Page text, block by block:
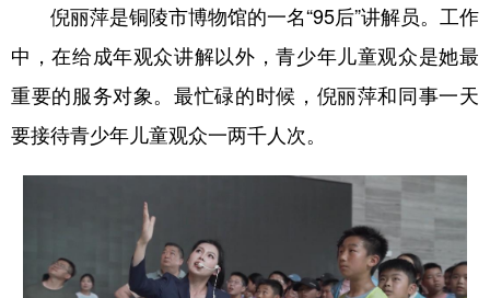
倪丽萍是铜陵市博物馆的一名“95后”讲解员。工作
中，在给成年观众讲解以外，青少年儿童观众是她最
重要的服务对象。最忙碌的时候，倪丽萍和同事一天
要接待青少年儿童观众一两千人次。